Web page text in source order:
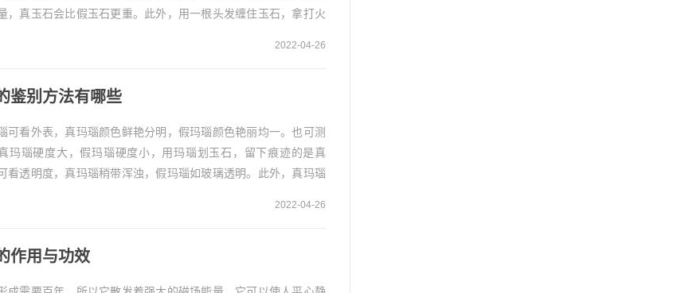
，真玉石会比假玉石更重。此外，用一根头发缠住玉石，拿打火
2022-04-26
鉴别方法有哪些
可看外表，真玛瑙颜色鲜艳分明，假玛瑙颜色艳丽均一。也可测
玛瑙硬度大，假玛瑙硬度小，用玛瑙划玉石，留下痕迹的是真
看透明度，真玛瑙稍带浑浊，假玛瑙如玻璃透明。此外，真玛瑙
2022-04-26
作用与功效